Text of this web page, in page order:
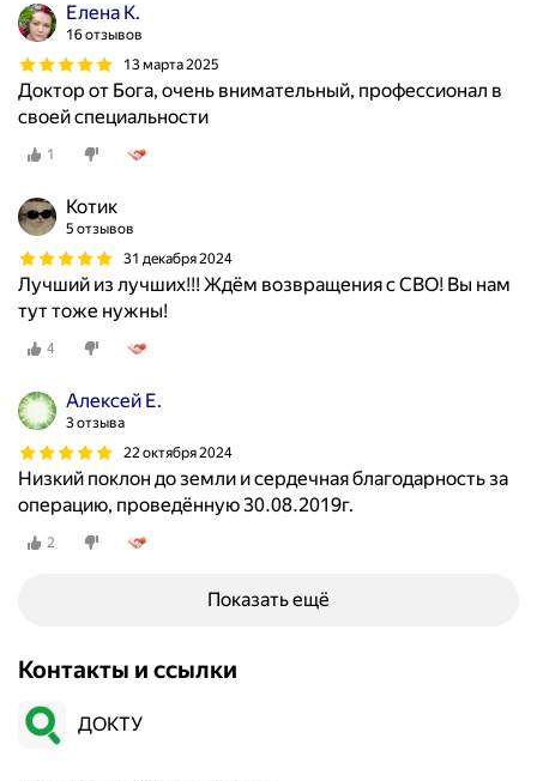
Елена К.
16 отзывов
13 марта 2025
Доктор от Бога, очень внимательный, профессионал в
своей специальности
1
Котик
5 отзывов
31 декабря 2024
Лучший из лучших!!! Ждём возвращения с СВО! Вы нам
тут тоже нужны!
4
Алексей Е.
3 отзыва
22 октября 2024
Низкий поклон до земли и сердечная благодарность за
операцию, проведённую 30.08.2019г.
2
Показать ещё
Контакты и ссылки
ДОКТУ